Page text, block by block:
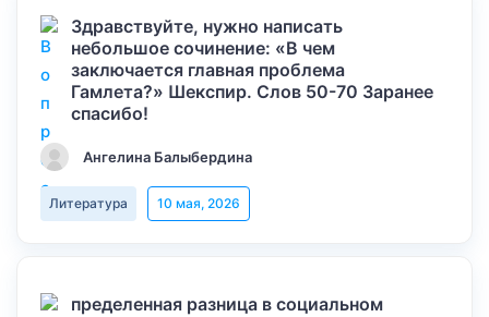
Здравствуйте, нужно написать
небольшое сочинение: «В чем
заключается главная проблема
Гамлета?» Шекспир. Слов 50-70 Заранее
спасибо!
Ангелина Балыбердина
Литература 10 мая, 2026
пределенная разница в социальном